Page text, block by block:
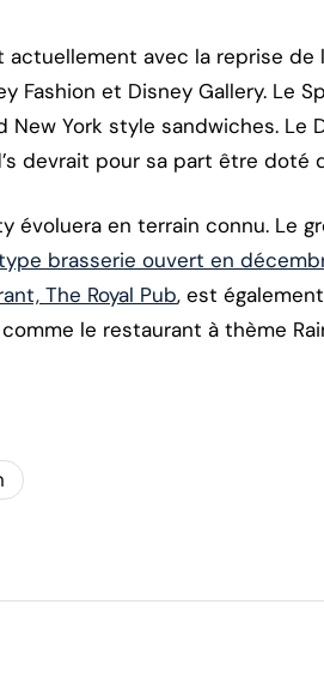
avec la reprise de
Fashion et Disney Gallery. Le
York style sandwiches. Le
devrait pour sa part être doté
évoluera en terrain connu. Le
brasserie ouvert en
The Royal Pub, est
le restaurant à thème